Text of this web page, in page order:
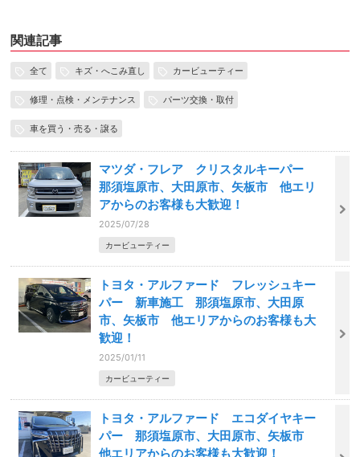
関連記事
全て キズ・へこみ直し カービューティー
修理・点検・メンテナンス パーツ交換・取付
車を買う・売る・譲る
マツダ・フレア クリスタルキーパー
那須塩原市、大田原市、矢板市 他エリ
アからのお客様も大歓迎！
2025/07/28
カービューティー
トヨタ・アルファード フレッシュキー
パー 新車施工 那須塩原市、大田原
市、矢板市 他エリアからのお客様も大
歓迎！
2025/01/11
カービューティー
トヨタ・アルファード エコダイヤキー
パー 那須塩原市、大田原市、矢板市
他エリアからのお客様も大歓迎！